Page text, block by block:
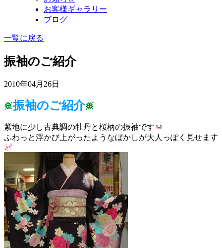
お客様ギャラリー
ブログ
一覧に戻る
振袖のご紹介
2010年04月26日
振袖のご紹介
紫地に少し古典調の牡丹と桜柄の振袖です
ふわっと浮かび上がったようなぼかしが大人っぽく見せます